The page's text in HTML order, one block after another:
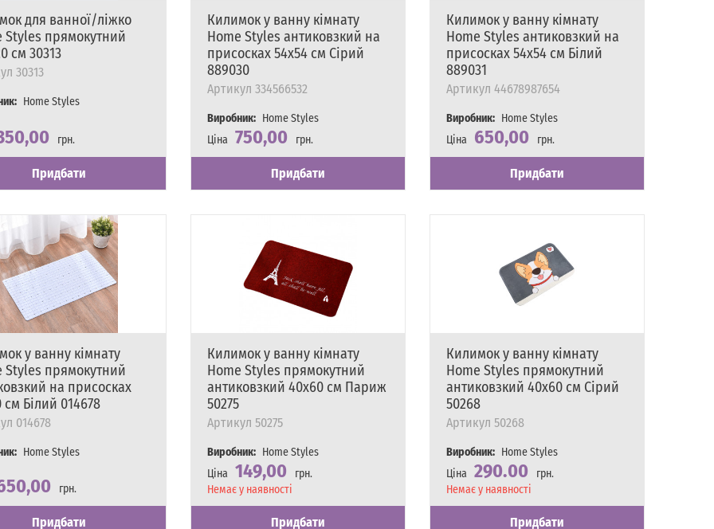
для ванної/ліжко
Styles прямокутний
см 30313
30313
Home Styles
грн.
Придбати
Килимок у ванну кімнату
Home Styles антиковзкий на
присосках 54х54 см Сірий
889030
Артикул 334566532
Виробник: Home Styles
Ціна 750,00
грн.
Наявність
Є в наявності
Придбати
Килимок у ванну кімнату
Home Styles антиковзкий на
присосках 54х54 см Білий
889031
Артикул 44678987654
Виробник: Home Styles
Ціна
650,00
грн.
Наявність
Є в наявності
Придбати
у ванну кімнату
Styles прямокутний
на присосках
см Білий 014678
014678
Home Styles
грн.
Придбати
Килимок у ванну кімнату
Home Styles прямокутний
антиковзкий 40х60 см Париж
50275
Артикул 50275
Виробник: Home Styles
Ціна 149,00
грн.
Наявність
Немає у наявності
Придбати
Килимок у ванну кімнату
Home Styles прямокутний
антиковзкий 40х60 см Сірий
50268
Артикул 50268
Виробник: Home Styles
Ціна 290.00
грн.
Наявність
Немає у наявності
Придбати